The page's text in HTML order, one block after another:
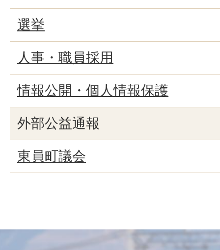
選挙
人事・職員採用
情報公開・個人情報保護
外部公益通報
東員町議会